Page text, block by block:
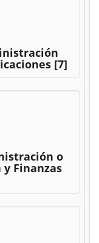
[7]
o
y Finanzas